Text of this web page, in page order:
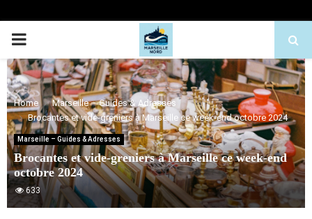
PRIMARY
MENU
Home
Marseille – Guides & Adresses
Brocantes et vide-greniers à Marseille ce week-end octobre 2024
Marseille – Guides & Adresses
Brocantes et vide-greniers à Marseille ce week-end
octobre 2024
633